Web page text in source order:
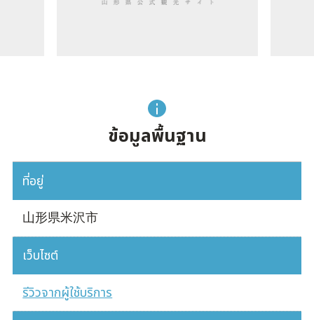
ข้อมูลพื้นฐาน
ที่อยู่
山形県米沢市
เว็บไซต์
รีวิวจากผู้ใช้บริการ